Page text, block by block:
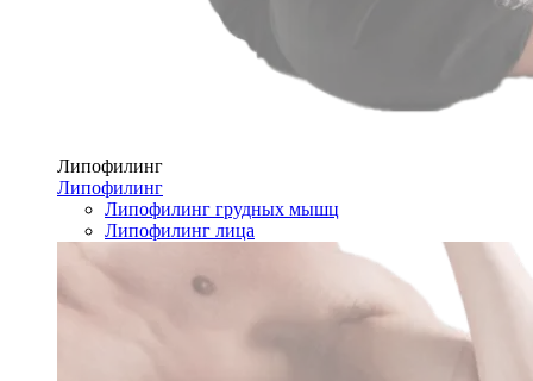
Липофилинг
Липофилинг
Липофилинг грудных мышц
Липофилинг лица